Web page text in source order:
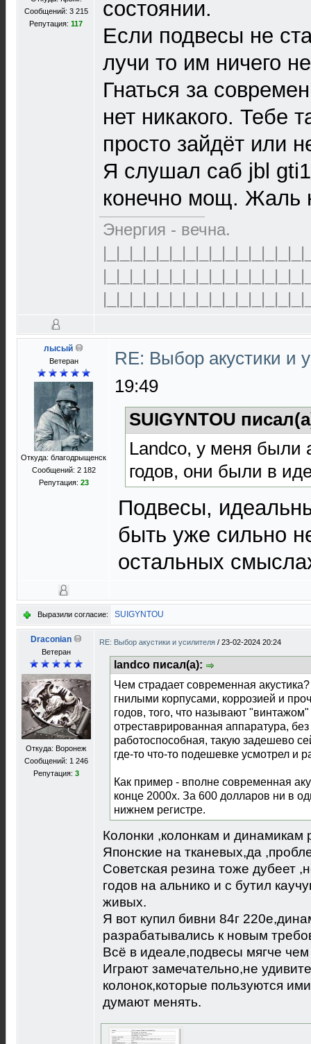
Сообщений: 3 215
Репутация: 117
состоянии.
Если подвесы не
лучи то им ничего
Гнаться за
нет никакого. Тебе
просто зайдёт или
Я слушал саб jbl
конечно мощ. Жаль
Энергия - вечна.
лысый
Ветеран
Откуда: благодрыщенск
Сообщений: 2 182
Репутация: 23
RE: Выбор акустики и
19:49
SUIGYNTOU
Landco, у меня были
годов, они были в
Подвесы,
быть уже сильно
остальных
Выразили согласие: SUIGYNTOU
Draconian
Ветеран
Откуда: Воронеж
Сообщений: 1 246
Репутация: 3
RE: Выбор акустики и усилителя / 23-02-2024 20:24
landco писал(а):
Чем страдает современная
гнилыми корпусами, коррозией и
годов, того, что называют
отреставрированная аппаратура,
работоспособная, такую задешево
где-то что-то подешевке усмотрел и
Как пример - вполне современная
конце 2000х. За 600 долларов ни в
нижнем регистре.
Колонки ,колонкам и динамикам
Японские на тканевых,да
Советская резина тоже дубеет
годов на альнико и с бутил
живых.
Я вот купил бивни 84г
разрабатывались к новым
Всё в идеале,подвесы мягче
Играют замечательно,не
колонок,которые пользуются
думают менять.